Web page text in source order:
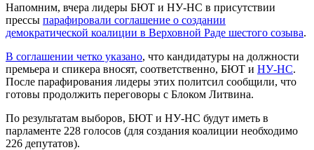
Напомним, вчера лидеры БЮТ и НУ-НС в присутствии
прессы парафировали соглашение о создании
демократической коалиции в Верховной Раде шестого созыва.
В соглашении четко указано, что кандидатуры на должности
премьера и спикера вносят, соответственно, БЮТ и НУ-НС.
После парафирования лидеры этих политсил сообщили, что
готовы продолжить переговоры с Блоком Литвина.
По результатам выборов, БЮТ и НУ-НС будут иметь в
парламенте 228 голосов (для создания коалиции необходимо
226 депутатов).